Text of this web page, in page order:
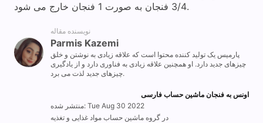
3/4 فنجان به صورت 1 فنجان خارج می شود.
نویسنده مقاله
Parmis Kazemi
پارمیس یک تولید کننده محتوا است که علاقه زیادی به نوشتن و خلق
چیزهای جدید دارد. او همچنین علاقه زیادی به فناوری دارد و از یادگیری
چیزهای جدید لذت می برد.
اونس به فنجان ماشین حساب فارسی
منتشر شده: Tue Aug 30 2022
در گروه ماشین حساب مواد غذایی و تغذیه